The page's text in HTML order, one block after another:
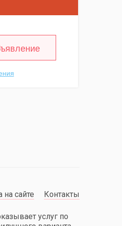
на сайте Контакты
услуг по